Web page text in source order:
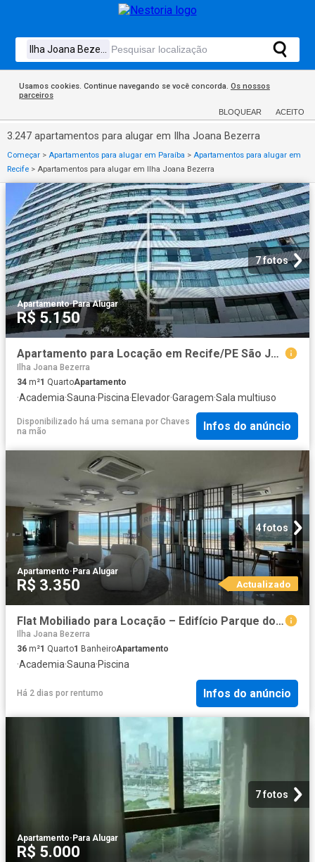
Usamos cookies. Continue navegando se você concorda. Os nossos
parceiros
BLOQUEAR ACEITO
3.247 apartamentos para alugar em Ilha Joana Bezerra
Começar > Apartamentos para alugar em Paraíba > Apartamentos para alugar em
Recife > Apartamentos para alugar em Ilha Joana Bezerra
7 fotos
Apartamento·Para Alugar
R$ 5.150
Apartamento para Locação em Recife/PE São José 1 Quartos
Ilha Joana Bezerra
34 m²1 QuartoApartamento
·Academia·Sauna·Piscina·Elevador·Garagem·Sala multiuso
Disponibilizado há uma semana por Chaves
na mão
Infos do anúncio
4 fotos
Apartamento·Para Alugar
R$ 3.350 Actualizado
Flat Mobiliado para Locação – Edifício Parque do Cais
Ilha Joana Bezerra
36 m²1 Quarto1 BanheiroApartamento
·Academia·Sauna·Piscina
Há 2 dias por rentumo Infos do anúncio
7 fotos
Apartamento· Para Alugar
R$ 5.000